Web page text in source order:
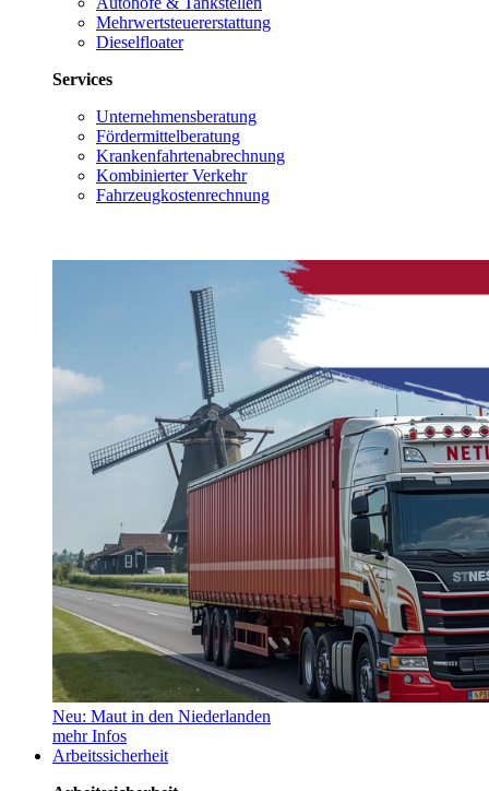
Mehrwertsteuererstattung
Dieselfloater
Services
Unternehmensberatung
Fördermittelberatung
Krankenfahrtenabrechnung
Kombinierter Verkehr
Fahrzeugkostenrechnung
Neu: Maut in den Niederlanden
mehr Infos
Arbeitssicherheit